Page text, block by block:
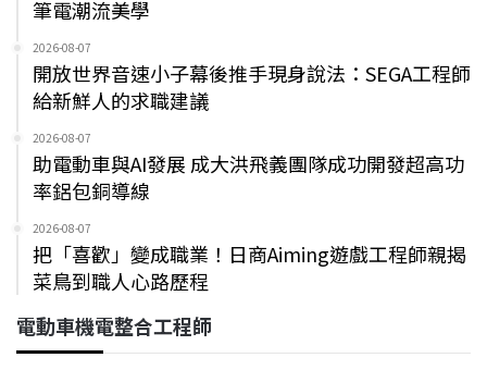
筆電潮流美學
2026-08-07
開放世界音速小子幕後推手現身說法：SEGA工程師
給新鮮人的求職建議
2026-08-07
助電動車與AI發展 成大洪飛義團隊成功開發超高功
率鋁包銅導線
2026-08-07
把「喜歡」變成職業！日商Aiming遊戲工程師親揭
菜鳥到職人心路歷程
電動車機電整合工程師